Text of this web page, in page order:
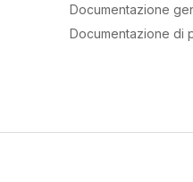
Documentazione
Documentazione di